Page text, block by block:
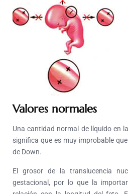
Valores normales
Una cantidad normal de líquido en
significa que es muy improbable
de Down.
El grosor de la translucencia
gestacional, por lo que la